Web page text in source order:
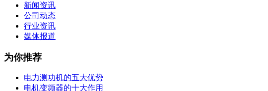
新闻资讯
公司动态
行业资讯
媒体报道
为你推荐
电力测功机的五大优势
电机变频器的十大作用